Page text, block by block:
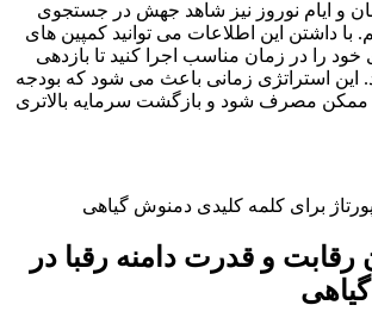
و ایام نوروز نیز شاهد جهش در جستجوی
با داشتن این اطلاعات می توانید کمپین های
خود را در زمان مناسب اجرا کنید تا بازدهی
این استراتژی زمانی باعث می شود که بودجه
ممکن مصرف شود و بازگشت سرمایه بالاتری
و قدرت دامنه رقبا در